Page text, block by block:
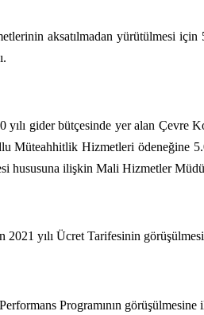
aksatılmadan yürütülmesi
gider bütçesinde yer alan
Müteahhitlik Hizmetleri ödeneğine
hususuna ilişkin Mali Hizmetler
yılı Ücret Tarifesinin
Programının